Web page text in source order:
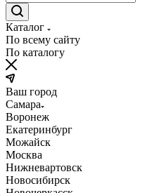
Каталог
По всему сайту
По каталогу
Ваш город
Самара
Воронеж
Екатеринбург
Можайск
Москва
Нижневартовск
Новосибирск